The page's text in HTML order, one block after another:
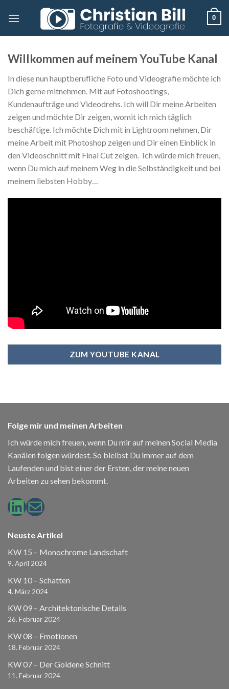
0
Willkommen auf meinem YouTube Kanal
In diese nun hauptberufliche Foto und Videografie möchte ich
Dich gerne mitnehmen. Mit auf Fotoshootings,
Kundenaufträge und Videodrehs. Ich will Dir meine Arbeiten
zeigen und möchte Dir zeigen, womit ich mich täglich
beschäftige. Ich möchte Dich mit in Lightroom nehmen, Dir
meine Arbeit mit Photoshop zeigen und Dir einen Einblick in
den Videoschnitt mit Final Cut zeigen. Ich würde mich freuen,
wenn Du mich auf meinem Weg in die Selbständigkeit und bei
meinem liebsten Hobby…
ZUM YOUTUBE KANAL
Folge mir und meinen Arbeiten
Ich würde mich freuen, wenn Du mir auf meinen Social Media
Kanälen folgen würdest. So bleibst Du immer auf dem
Laufenden und bist einer der Ersten, der meine neuen
Arbeiten zu sehen bekommt.
LinkedIn
E-Mail
Neuste Artikel
KW 15 – Monochrome Landschaft
9. April 2024
KW 10 – Schatten
4. März 2024
KW 09 – Architektonische Details
26. Februar 2024
KW 08 – Emotionen
18. Februar 2024
KW 07 – Der Goldene Schnitt
11. Februar 2024